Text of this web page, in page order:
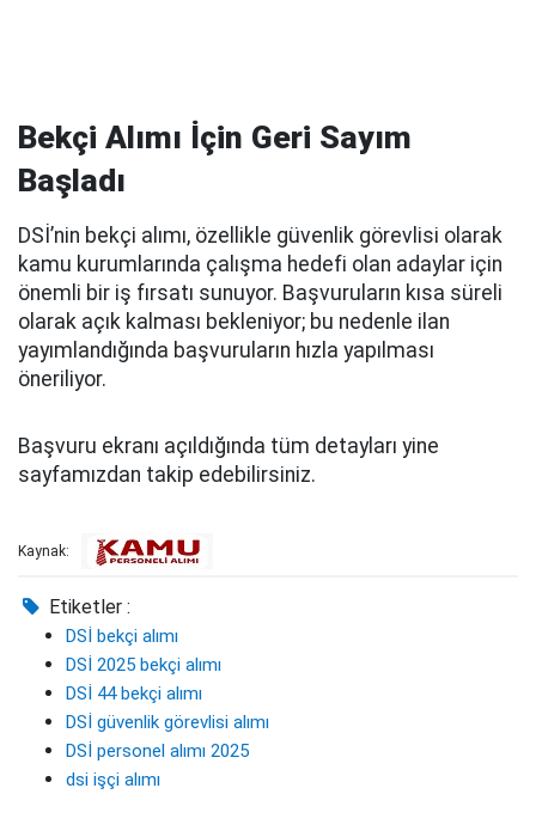
Bekçi Alımı İçin Geri Sayım
Başladı
DSİ’nin bekçi alımı, özellikle güvenlik görevlisi olarak
kamu kurumlarında çalışma hedefi olan adaylar için
önemli bir iş fırsatı sunuyor. Başvuruların kısa süreli
olarak açık kalması bekleniyor; bu nedenle ilan
yayımlandığında başvuruların hızla yapılması
öneriliyor.
Başvuru ekranı açıldığında tüm detayları yine
sayfamızdan takip edebilirsiniz.
Kaynak:
Etiketler :
DSİ bekçi alımı
DSİ 2025 bekçi alımı
DSİ 44 bekçi alımı
DSİ güvenlik görevlisi alımı
DSİ personel alımı 2025
dsi işçi alımı